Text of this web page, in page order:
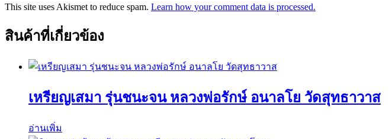
This site uses Akismet to reduce spam. Learn how your comment data is processed.
สินค้าที่เกี่ยวข้อง
เหรียญเสมา รุ่นชนะจน หลวงพ่อรักษ์ อนาลโย วัดสุทธาวาส
อ่านเพิ่ม